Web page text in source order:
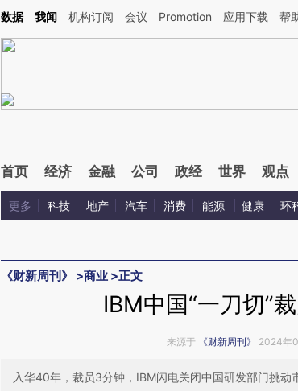
数据 我闻 机构订阅 会议 Promotion 应用下载 帮
首页 经济 金融 公司 政经 世界 观点
更多 科技 地产 汽车 消费 能源 健康 环
《财新周刊》 >商业 >正文
IBM中国“一刀切”
来源于 《财新周刊》 2024年
入华40年，裁员3分钟，IBM闪电关闭中国研发部门挑动